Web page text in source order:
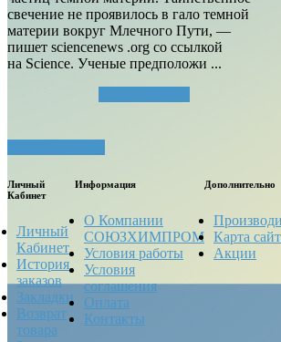
свечение не проявилось в гало темной
материи вокруг Млечного Пути, —
пишет sciencenews .org со ссылкой
на Science. Ученые предположи ...
Личный
Кабинет
Личный
Кабинет
История
заказов
Закладки
Возврат
товара
Информация
О Компании
СОЮЗХИМПРОМ
Условия работы
Условия
соглашения
Оплата
Контакты
Дополнительно
Карта
Акции